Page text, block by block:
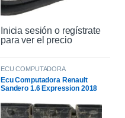
Inicia sesión o regístrate
para ver el precio
ECU COMPUTADORA
Ecu Computadora Renault
Sandero 1.6 Expression 2018